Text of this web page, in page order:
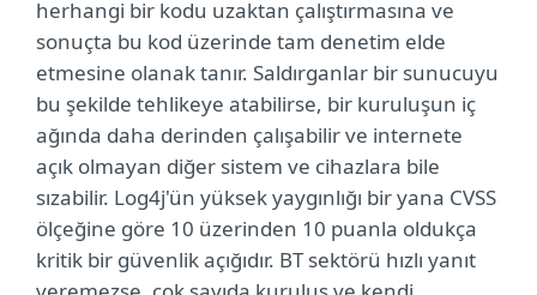
herhangi bir kodu uzaktan çalıştırmasına ve
sonuçta bu kod üzerinde tam denetim elde
etmesine olanak tanır. Saldırganlar bir sunucuyu
bu şekilde tehlikeye atabilirse, bir kuruluşun iç
ağında daha derinden çalışabilir ve internete
açık olmayan diğer sistem ve cihazlara bile
sızabilir. Log4j'ün yüksek yaygınlığı bir yana CVSS
ölçeğine göre 10 üzerinden 10 puanla oldukça
kritik bir güvenlik açığıdır. BT sektörü hızlı yanıt